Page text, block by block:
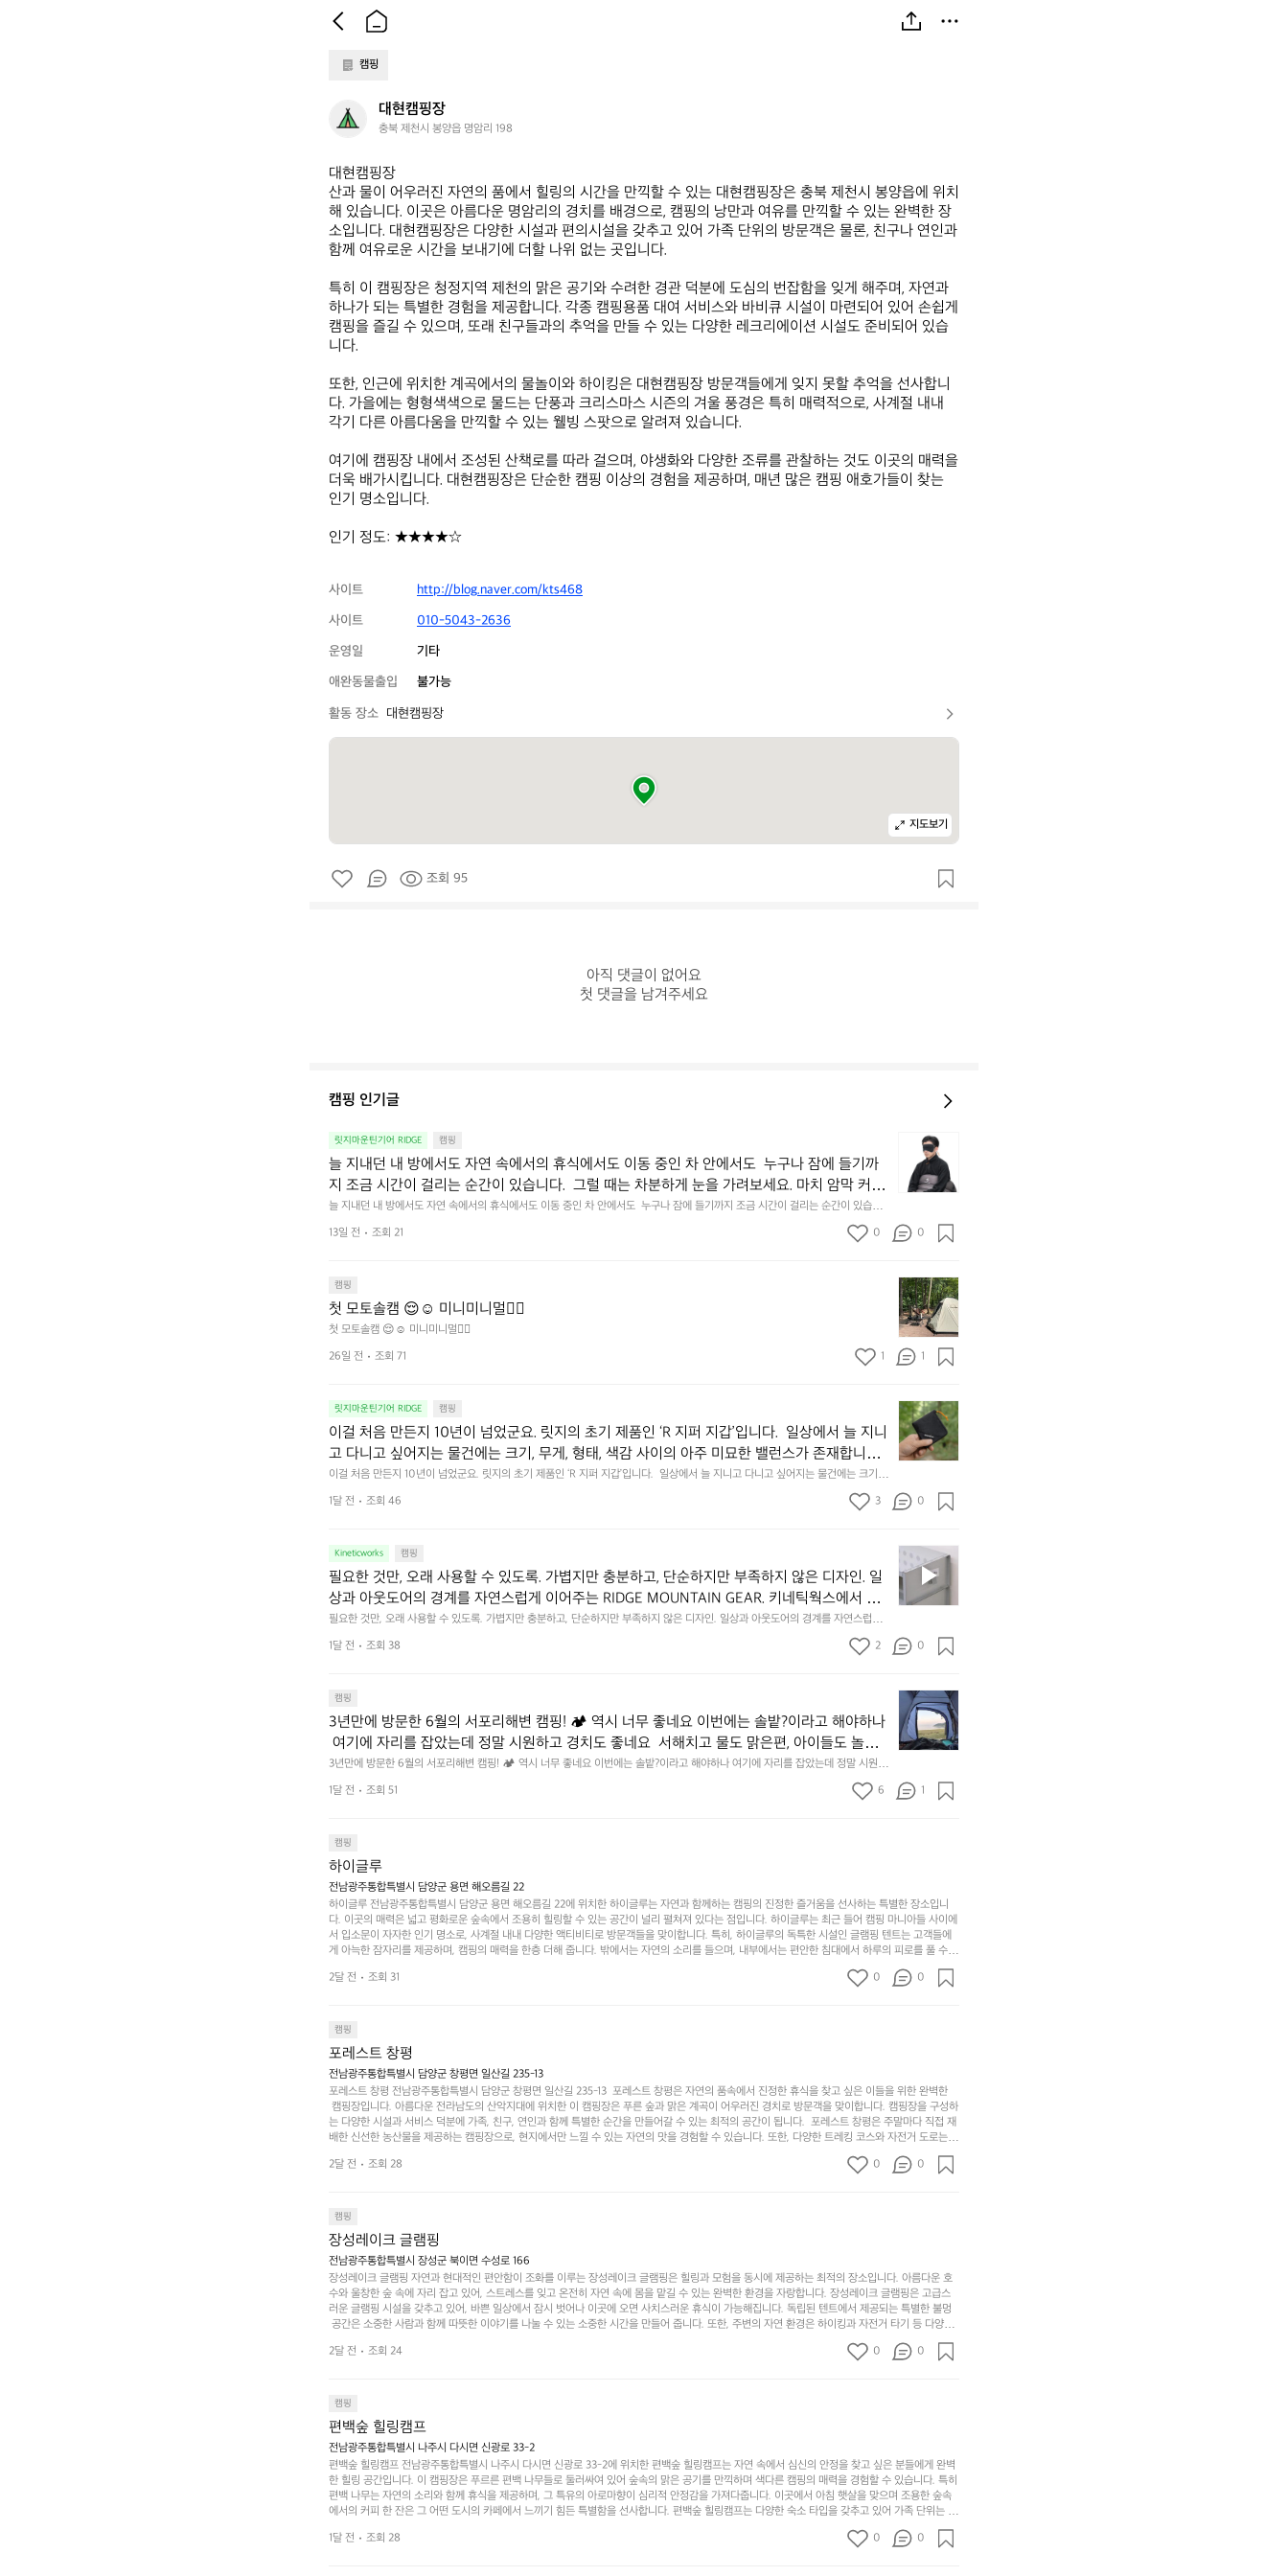
캠핑
현
핑
장
대현캠핑장
충북 제천시 봉양읍 명암리 198
대현캠핑장
산과 물이 어우러진 자연의 품에서 힐링의 시간을 만끽할 수 있는 대현캠핑장은 충북 제천시 봉양읍에 위치
해 있습니다. 이곳은 아름다운 명암리의 경치를 배경으로, 캠핑의 낭만과 여유를 만끽할 수 있는 완벽한 장
소입니다. 대현캠핑장은 다양한 시설과 편의시설을 갖추고 있어 가족 단위의 방문객은 물론, 친구나 연인과
함께 여유로운 시간을 보내기에 더할 나위 없는 곳입니다.
특히 이 캠핑장은 청정지역 제천의 맑은 공기와 수려한 경관 덕분에 도심의 번잡함을 잊게 해주며, 자연과
하나가 되는 특별한 경험을 제공합니다. 각종 캠핑용품 대여 서비스와 바비큐 시설이 마련되어 있어 손쉽게
캠핑을 즐길 수 있으며, 또래 친구들과의 추억을 만들 수 있는 다양한 레크리에이션 시설도 준비되어 있습
니다.
또한, 인근에 위치한 계곡에서의 물놀이와 하이킹은 대현캠핑장 방문객들에게 잊지 못할 추억을 선사합니
다. 가을에는 형형색색으로 물드는 단풍과 크리스마스 시즌의 겨울 풍경은 특히 매력적으로, 사계절 내내
각기 다른 아름다움을 만끽할 수 있는 웰빙 스팟으로 알려져 있습니다.
여기에 캠핑장 내에서 조성된 산책로를 따라 걸으며, 야생화와 다양한 조류를 관찰하는 것도 이곳의 매력을
더욱 배가시킵니다. 대현캠핑장은 단순한 캠핑 이상의 경험을 제공하며, 매년 많은 캠핑 애호가들이 찾는
인기 명소입니다.
인기 정도: ★★★★☆
사이트
http://blog.naver.com/kts468
사이트
010-5043-2636
운영일
기타
애완동물출입
불가능
활동 장소 대현캠핑장
지도보기
조회 95
아직 댓글이 없어요
첫 댓글을 남겨주세요
캠핑 인기글
릿지마운틴기어 RIDGE 캠핑
늘 지내던 내 방에서도 자연 속에서의 휴식에서도 이동 중인 차 안에서도  누구나 잠에 들기까
지 조금 시간이 걸리는 순간이 있습니다.  그럴 때는 차분하게 눈을 가려보세요. 마치 암막 커튼
을 조용히 내리듯이.  Polartec® Wind Pro™의 온기가 눈가를 포근히 감싸줍니다.  차가운 공기
를 차단하고, 얼굴에 밀착하여 빛을 막아줍니다.  이 슬립 웜을 쓰는 것만으로 그곳은 나만의 밤
늘 지내던 내 방에서도 자연 속에서의 휴식에서도 이동 중인 차 안에서도  누구나 잠에 들기까지 조금 시간이 걸리는 순간이 있습니
다.  그럴 때는 차분하게 눈을 가려보세요. 마치 암막 커튼을 조용히 내리듯이.  Polartec® Wind Pro™의 온기가 눈가를 포근히 감싸
줍니다.  차가운 공기를 차단하고, 얼굴에 밀착하여 빛을 막아줍니다.  이 슬립 웜을 쓰는 것만으로 그곳은 나만의 밤이 됩니다.  안녕
내
던
방
도
자
연
속
에
의
휴
식
에
도
이
중
인
차
안
서
도
구
나
잠
에
기
까
이
걸
리
는
순
다.
그
럴
때
는
차
을
가
려
보
세
요.
튼
을
조
용
히
13일 전 조회 21 0 0
캠핑
첫 모토솔캠 😌☺️ 미니미니멀👌🏼
첫 모토솔캠 😌☺️ 미니미니멀👌🏼
첫
모
토
솔
캠
☺️
미
니
미
멀
👌🏼
26일 전 조회 71 1 1
릿지마운틴기어 RIDGE 캠핑
이걸 처음 만든지 10년이 넘었군요. 릿지의 초기 제품인 ‘R 지퍼 지갑’입니다.  일상에서 늘 지니
고 다니고 싶어지는 물건에는 크기, 무게, 형태, 색감 사이의 아주 미묘한 밸런스가 존재합니다.
예를 들자면 일에 집중하느라 책상 위 가장자리에 대충 걸쳐 놓아도 시야에 걸리적거리지 않는
것. R 지퍼 지갑은 바로 그 위화감 없는 균형감에서 출발했습니다.  그중에서도 슬림함에 철저히
집착했습니다. 튼튼한 내구도와 넉넉한 수납력을 해치치 않는 선에서, 가장 가볍고 얇게 설계했
이걸 처음 만든지 10년이 넘었군요. 릿지의 초기 제품인 ‘R 지퍼 지갑’입니다.  일상에서 늘 지니고 다니고 싶어지는 물건에는 크기,
무게, 형태, 색감 사이의 아주 미묘한 밸런스가 존재합니다.  예를 들자면 일에 집중하느라 책상 위 가장자리에 대충 걸쳐 놓아도 시
야에 걸리적거리지 않는 것. R 지퍼 지갑은 바로 그 위화감 없는 균형감에서 출발했습니다.  그중에서도 슬림함에 철저히 집착했습니
이
걸
처
음
든
0
년
이
넘
군
지
의
초
기
품
갑’입
니
다.
일
상
에
고
다
니
고
싶
어
는
크
기,
무
게,
이
의
아
주
미
1달 전 조회 46 3 0
Kineticworks 캠핑
필요한 것만, 오래 사용할 수 있도록. 가볍지만 충분하고, 단순하지만 부족하지 않은 디자인. 일
상과 아웃도어의 경계를 자연스럽게 이어주는 RIDGE MOUNTAIN GEAR. 키네틱웍스에서 만
나보세요.
필요한 것만, 오래 사용할 수 있도록. 가볍지만 충분하고, 단순하지만 부족하지 않은 디자인. 일상과 아웃도어의 경계를 자연스럽게
필
요
한
것
오
용
할
수
있
록.
분
하
고,
단
순
하
하
지
않
은
디
자
웃
도
어
의
경
럽
게
이
어
주
1달 전 조회 38 2 0
캠핑
3년만에 방문한 6월의 서포리해변 캠핑! 🏕 역시 너무 좋네요 이번에는 솔밭?이라고 해야하나
여기에 자리를 잡았는데 정말 시원하고 경치도 좋네요  서해치고 물도 맑은편, 아이들도 놀기
좋고 1박 2일은 넘 짧게 느껴지네요  .1박 1동 1만원 (수금은 7시쯤, 동네에서 관리) .수금하면서
음식물.쓰레기봉투를 1개씩 나누어줌 .솔밭에 바로 화장실있음 .5분거리 cu .2분거리 음식점
항구에서부터 해변까지 버스도 다니네요 ㅎㅎㅎ 아이들 엄청 좋아하네요 점심쯤도착해서 철수
3년만에 방문한 6월의 서포리해변 캠핑! 🏕 역시 너무 좋네요 이번에는 솔밭?이라고 해야하나 여기에 자리를 잡았는데 정말 시원하
고 경치도 좋네요  서해치고 물도 맑은편, 아이들도 놀기 좋고 1박 2일은 넘 짧게 느껴지네요  .1박 1동 1만원 (수금은 7시쯤, 동네에서
관리) .수금하면서 음식물.쓰레기봉투를 1개씩 나누어줌 .솔밭에 바로 화장실있음 .5분거리 cu .2분거리 음식점  항구에서부터 해변
년
만
에
문
포
리
해
변
캠
핑!
무
좋
네
요
이
이
라
고
해
야
하
리
를
잡
았
는
1달 전 조회 51 6 1
캠핑
하이글루
전남광주통합특별시 담양군 용면 해오름길 22
하이글루 전남광주통합특별시 담양군 용면 해오름길 22에 위치한 하이글루는 자연과 함께하는 캠핑의 진정한 즐거움을 선사하는 특별한 장소입니
다. 이곳의 매력은 넓고 평화로운 숲속에서 조용히 힐링할 수 있는 공간이 널리 펼쳐져 있다는 점입니다. 하이글루는 최근 들어 캠핑 마니아들 사이에
서 입소문이 자자한 인기 명소로, 사계절 내내 다양한 액티비티로 방문객들을 맞이합니다. 특히, 하이글루의 독특한 시설인 글램핑 텐트는 고객들에
게 아늑한 잠자리를 제공하며, 캠핑의 매력을 한층 더해 줍니다. 밖에서는 자연의 소리를 들으며, 내부에서는 편안한 침대에서 하루의 피로를 풀 수
있는 완벽한 조화가 이루어집니다. 이곳의 장점은 또 다른 캠핑의 매력인 바베큐 파티를 즐길 수 있는 공간이 마련되어 있어 친구나 가족과 함께 좋
은 시간을 보낼 수 있다는 것입니다. 또한, 하이글루 인근에는 다양한 트레킹 코스와 자전거 도로가 있어 아웃도어 활동을 좋아하는 이들에게 더욱 참
나누는 이야기들은 여러분의 캠핑 여행을 더욱 특별하게 만들어 줄 것입니다.  인기 정도: ★★★★★
2달 전 조회 31 0 0
캠핑
포레스트 창평
전남광주통합특별시 담양군 창평면 일산길 235-13
포레스트 창평 전남광주통합특별시 담양군 창평면 일산길 235-13  포레스트 창평은 자연의 품속에서 진정한 휴식을 찾고 싶은 이들을 위한 완벽한
캠핑장입니다. 아름다운 전라남도의 산악지대에 위치한 이 캠핑장은 푸른 숲과 맑은 계곡이 어우러진 경치로 방문객을 맞이합니다. 캠핑장을 구성하
는 다양한 시설과 서비스 덕분에 가족, 친구, 연인과 함께 특별한 순간을 만들어갈 수 있는 최적의 공간이 됩니다.  포레스트 창평은 주말마다 직접 재
배한 신선한 농산물을 제공하는 캠핑장으로, 현지에서만 느낄 수 있는 자연의 맛을 경험할 수 있습니다. 또한, 다양한 트레킹 코스와 자전거 도로는
캠퍼들이 탐험과 모험의 짜릿함을 누릴 수 있도록 만들어졌습니다. 저녁에는 별빛 아래에서 바베큐 파티를 즐기거나, 잔잔한 계곡 소리를 들으며 깊
은 숙면을 취할 수 있는 기회를 제공합니다.  이곳은 자연과의 완벽한 조화를 이루며, 다채로운 야외 활동을 제공합니다. 특히 어린이들은 안전하게
순한 캠핑 그 이상을 제공하며, 자연을 사랑하는 모든 이들에게 꼭 한번 경험해봐야 할 장소로 자리잡았습니다.  인기 정도: ★★★★★
2달 전 조회 28 0 0
캠핑
장성레이크 글램핑
전남광주통합특별시 장성군 북이면 수성로 166
장성레이크 글램핑 자연과 현대적인 편안함이 조화를 이루는 장성레이크 글램핑은 힐링과 모험을 동시에 제공하는 최적의 장소입니다. 아름다운 호
수와 울창한 숲 속에 자리 잡고 있어, 스트레스를 잊고 온전히 자연 속에 몸을 맡길 수 있는 완벽한 환경을 자랑합니다. 장성레이크 글램핑은 고급스
러운 글램핑 시설을 갖추고 있어, 바쁜 일상에서 잠시 벗어나 이곳에 오면 사치스러운 휴식이 가능해집니다. 독립된 텐트에서 제공되는 특별한 불멍
공간은 소중한 사람과 함께 따뜻한 이야기를 나눌 수 있는 소중한 시간을 만들어 줍니다. 또한, 주변의 자연 환경은 하이킹과 자전거 타기 등 다양한
액티비티를 즐기기에 그야말로 완벽한 조건을 갖추고 있습니다. 이곳에서의 캠핑은 단순한 숙박이 아닌, 가족과 친구들과 함께 소중한 추억을 창출
하는 시간이 될 것입니다. 특히 식사를 좋아하는 분들에게는 매주 특별한 바비큐 파티와 지역에서 나는 신선한 재료로 만든 다양한 요리를 제공하여
사람들과 함께하세요. 당신의 대자연 속 힐링을 기다리는 장성레이크 글램핑은 언젠가 반드시 방문해봐야 할 명소로 자리매김하였습니다. 인기 정
도: ★★★★★
2달 전 조회 24 0 0
캠핑
편백숲 힐링캠프
전남광주통합특별시 나주시 다시면 신광로 33-2
편백숲 힐링캠프 전남광주통합특별시 나주시 다시면 신광로 33-2에 위치한 편백숲 힐링캠프는 자연 속에서 심신의 안정을 찾고 싶은 분들에게 완벽
한 힐링 공간입니다. 이 캠핑장은 푸르른 편백 나무들로 둘러싸여 있어 숲속의 맑은 공기를 만끽하며 색다른 캠핑의 매력을 경험할 수 있습니다. 특히
편백 나무는 자연의 소리와 함께 휴식을 제공하며, 그 특유의 아로마향이 심리적 안정감을 가져다줍니다. 이곳에서 아침 햇살을 맞으며 조용한 숲속
에서의 커피 한 잔은 그 어떤 도시의 카페에서 느끼기 힘든 특별함을 선사합니다. 편백숲 힐링캠프는 다양한 숙소 타입을 갖추고 있어 가족 단위는 물
론 친구나 연인과 함께 더욱 기억에 남는 특별한 시간을 보낼 수 있습니다. 주변에는 자전거 도로와 하이킹 트레일이 있어 액티비티를 즐길 수 있는
기회도 많은데, 자전거를 타거나 숲속을 거닐며 다양한 생태계를 체험해보는 것도 일상의 스트레스를 잊게 해줍니다. 또한, 캠프파이어를 즐기며 별
1달 전 조회 28 0 0